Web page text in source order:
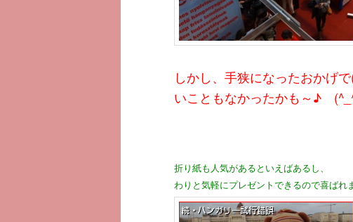
しかし、手狭になったおかげ
いこともなかったかも～♪
折り紙も人気があるといえばあるし、
わりと気軽にプレゼントできるので喜ばれ